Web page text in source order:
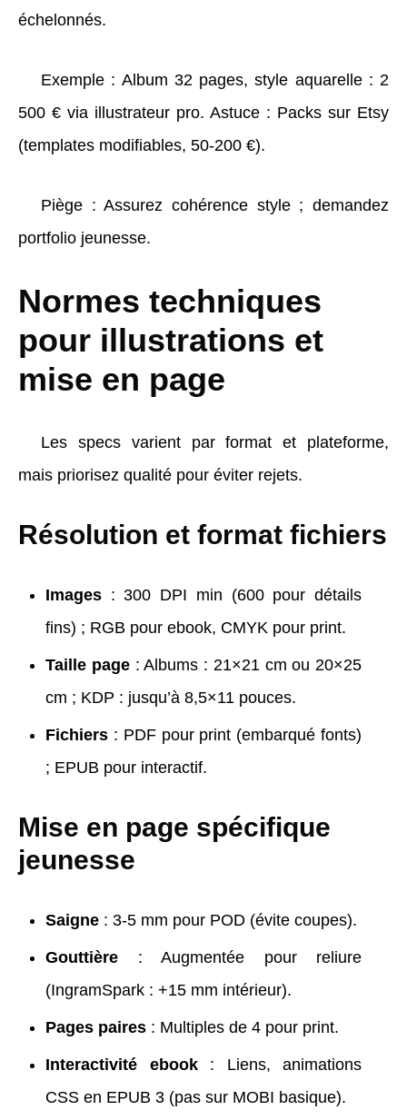
échelonnés.
Exemple : Album 32 pages, style aquarelle : 2
500 € via illustrateur pro. Astuce : Packs sur Etsy
(templates modifiables, 50-200 €).
Piège : Assurez cohérence style ; demandez
portfolio jeunesse.
Normes techniques
pour illustrations et
mise en page
Les specs varient par format et plateforme,
mais priorisez qualité pour éviter rejets.
Résolution et format fichiers
Images : 300 DPI min (600 pour détails
fins) ; RGB pour ebook, CMYK pour print.
Taille page: Albums : 21×21 cm ou 20×25
cm ; KDP : jusqu’à 8,5×11 pouces.
Fichiers : PDF pour print (embarqué fonts)
; EPUB pour interactif.
Mise en page spécifique
jeunesse
Saigne : 3-5 mm pour POD (évite coupes).
Gouttière : Augmentée pour reliure
(IngramSpark : +15 mm intérieur).
Pages paires : Multiples de 4 pour print.
Interactivité ebook: Liens, animations
CSS en EPUB 3 (pas sur MOBI basique).